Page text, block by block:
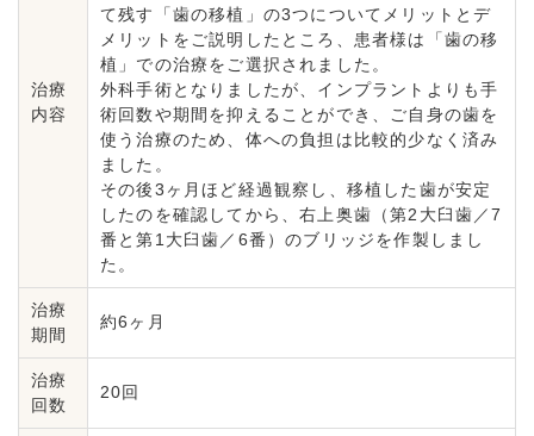
治療
内容
て残す「歯の移植」の3つについてメリットとデ
メリットをご説明したところ、患者様は「歯の移
植」での治療をご選択されました。
外科手術となりましたが、インプラントよりも手
術回数や期間を抑えることができ、ご自身の歯を
使う治療のため、体への負担は比較的少なく済み
ました。
その後3ヶ月ほど経過観察し、移植した歯が安定
したのを確認してから、右上奥歯（第2大臼歯／7
番と第1大臼歯／6番）のブリッジを作製しまし
た。
治療
期間
約6ヶ月
治療
回数
20回